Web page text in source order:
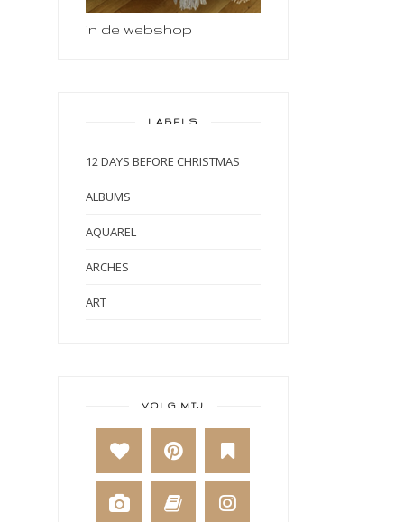
in de webshop
LABELS
12 DAYS BEFORE CHRISTMAS
ALBUMS
AQUAREL
ARCHES
ART
BAKKEN
BEESTENBOEL
BOEKEN
VOLG MIJ